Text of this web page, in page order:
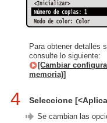
Para obtener detalles
consulte lo siguiente:
[Cambiar
memoria)]
4 Seleccione
Se cambian las